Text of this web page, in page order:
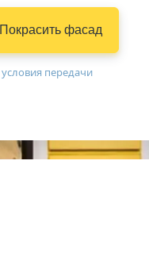
Покрасить фасад
условия передачи